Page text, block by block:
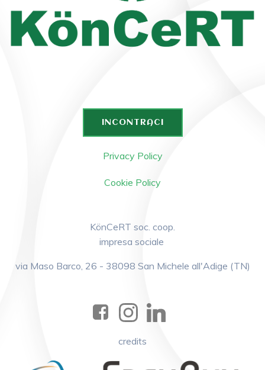
INCONTRACI
Privacy Policy
Cookie Policy
KönCeRT soc. coop.
impresa sociale
via Maso Barco, 26 - 38098 San Michele all'Adige (TN)
credits